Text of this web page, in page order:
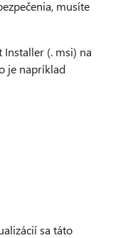
musíte
(. msi) na
je napríklad
sa táto